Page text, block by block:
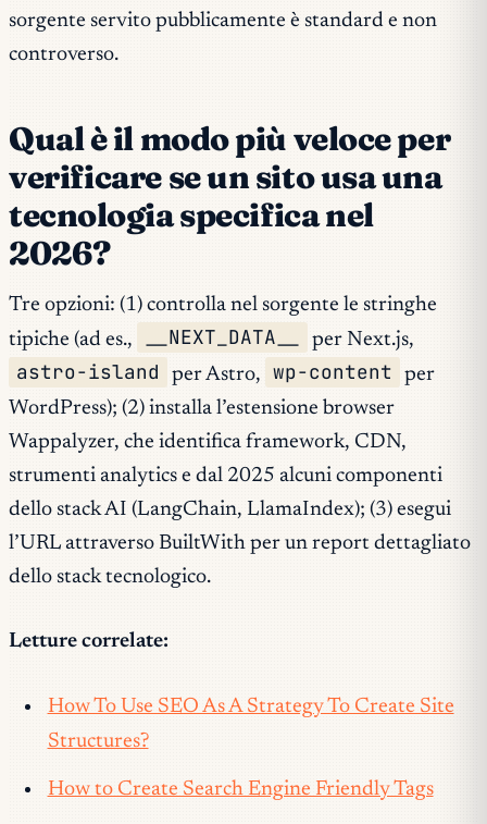
sorgente servito pubblicamente è standard e non
controverso.
Qual è il modo più veloce per
verificare se un sito usa una
tecnologia specifica nel
2026?
Tre opzioni: (1) controlla nel sorgente le stringhe
tipiche (ad es.,
__NEXT_DATA__ per Next.js,
astro-island per Astro, wp-content
per
WordPress); (2) installa l’estensione browser
Wappalyzer, che identifica framework, CDN,
strumenti analytics e dal 2025 alcuni componenti
dello stack AI (LangChain, LlamaIndex); (3) esegui
l’URL attraverso BuiltWith per un report dettagliato
dello stack tecnologico.
Letture correlate:
How To Use SEO As A Strategy To Create Site
Structures?
How to Create Search Engine Friendly Tags